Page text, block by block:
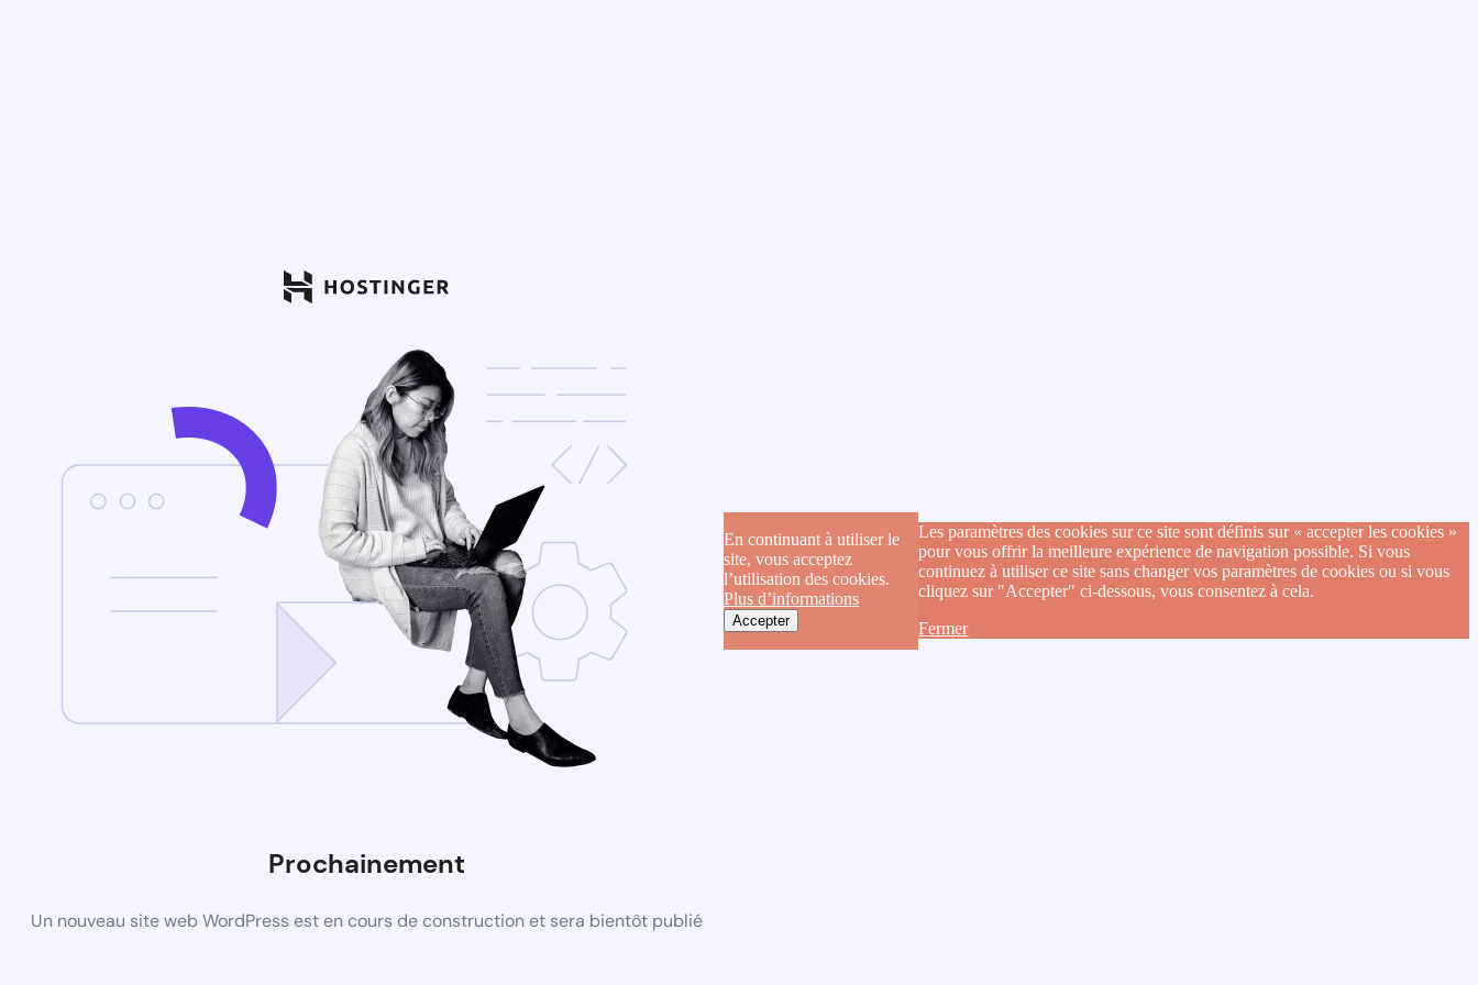
Prochainement
Un nouveau site web WordPress est en cours de construction et sera bientôt publié
En continuant à utiliser le
site, vous acceptez
l’utilisation des cookies.
Plus d’informations
Accepter
Les paramètres des cookies sur ce site sont définis sur « accepter les cookies »
pour vous offrir la meilleure expérience de navigation possible. Si vous
continuez à utiliser ce site sans changer vos paramètres de cookies ou si vous
cliquez sur "Accepter" ci-dessous, vous consentez à cela.
Fermer